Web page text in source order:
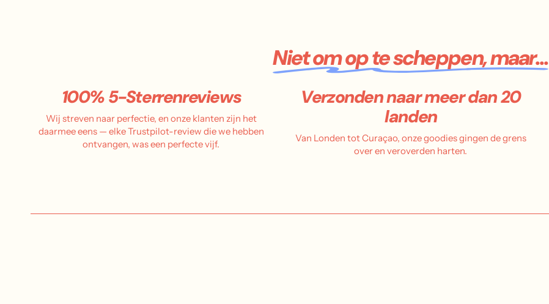
Niet om op te scheppen, maar...
100% 5-Sterrenreviews
Wij streven naar perfectie, en onze klanten zijn het
daarmee eens — elke Trustpilot-review die we hebben
ontvangen, was een perfecte vijf.
Verzonden naar meer dan 20
landen
Van Londen tot Curaçao, onze goodies gingen de grens
over en veroverden harten.